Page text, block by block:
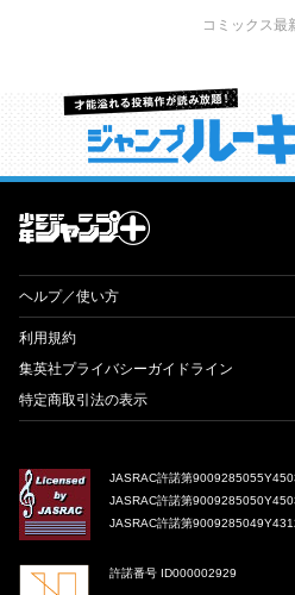
コミックス最
才能溢れる投稿作が読み放
ヘルプ／使い方
利用規約
集英社プライバシーガイドライン
特定商取引法の表示
JASRAC許諾第
JASRAC許諾第
JASRAC許諾第
許諾番号 ID000002929